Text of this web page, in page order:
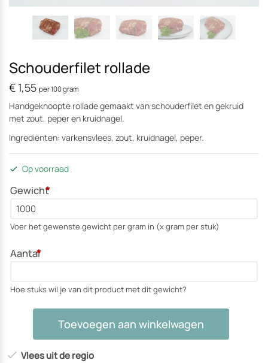
Schouderfilet rollade
€ 1,55 per 100 gram
Handgeknoopte rollade gemaakt van schouderfilet en gekruid
met zout, peper en kruidnagel.
Ingrediënten: varkensvlees, zout, kruidnagel, peper.
Op voorraad
Gewicht
*
Voer het gewenste gewicht per gram in (x gram per stuk)
Aantal
*
Hoe stuks wil je van dit product met dit gewicht?
Toevoegen aan winkelwagen
Vlees uit de regio